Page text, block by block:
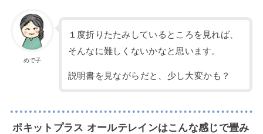
めで子
１度折りたたみしているところを見れば、
そんなに難しくないかなと思います。
説明書を見ながらだと、少し大変かも？
ポキットプラス オールテレインはこんな感じで畳み